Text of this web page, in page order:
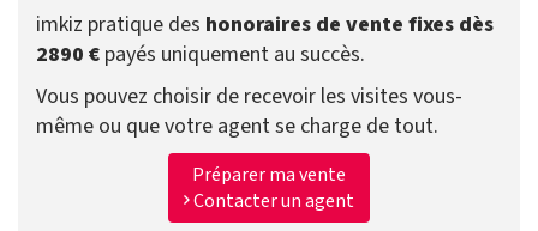
imkiz pratique des honoraires de vente fixes dès
2890 € payés uniquement au succès.
Vous pouvez choisir de recevoir les visites vous-
même ou que votre agent se charge de tout.
Préparer ma vente
Contacter un agent